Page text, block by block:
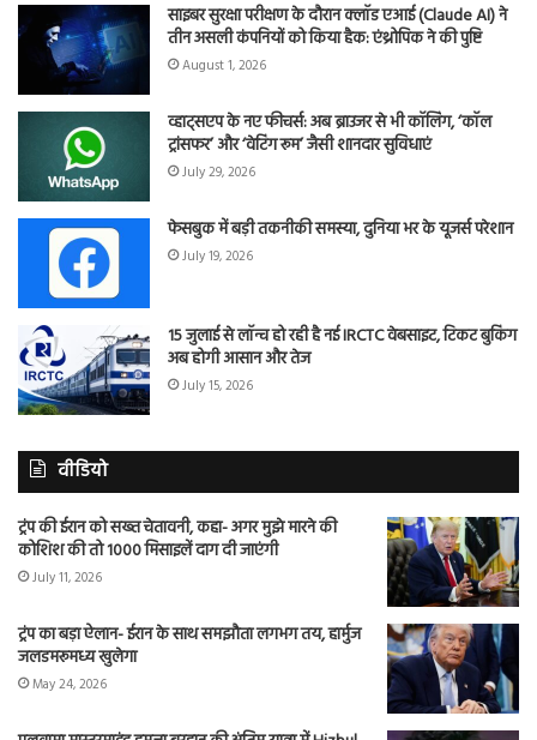
साइबर सुरक्षा परीक्षण के दौरान क्लॉड एआई (Claude AI) ने
तीन असली कंपनियों को किया हैक: एंथ्रोपिक ने की पुष्टि
August 1, 2026
व्हाट्सएप के नए फीचर्स: अब ब्राउजर से भी कॉलिंग, ‘कॉल
ट्रांसफर’ और ‘वेटिंग रूम’ जैसी शानदार सुविधाएं
July 29, 2026
फेसबुक में बड़ी तकनीकी समस्या, दुनिया भर के यूजर्स परेशान
July 19, 2026
15 जुलाई से लॉन्च हो रही है नई IRCTC वेबसाइट, टिकट बुकिंग
अब होगी आसान और तेज
July 15, 2026
वीडियो
ट्रंप की ईरान को सख्त चेतावनी, कहा- अगर मुझे मारने की
कोशिश की तो 1000 मिसाइलें दाग दी जाएंगी
July 11, 2026
ट्रंप का बड़ा ऐलान- ईरान के साथ समझौता लगभग तय, हार्मुज
जलडमरूमध्य खुलेगा
May 24, 2026